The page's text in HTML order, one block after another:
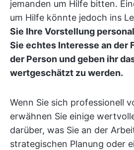
jemanden um Hilfe bitten.
um Hilfe könnte jedoch ins
Sie Ihre Vorstellung
Sie echtes Interesse an der
der Person und geben ihr
wertgeschätzt zu werden.
Wenn Sie sich professionell
erwähnen Sie einige
darüber, was Sie an der
strategischen Planung oder